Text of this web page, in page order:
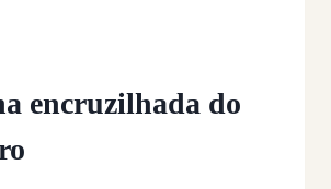
encruzilhada do